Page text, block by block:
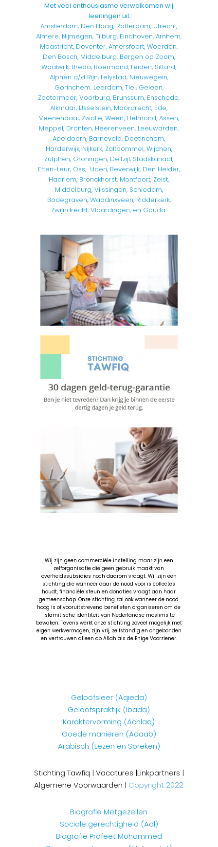
Met veel enthousiasme verwelkomen wij
leerlingen uit
Amsterdam, Den Haag, Rotterdam, Utrecht,
Almere, Nijmegen, Tilburg, Eindhoven, Arnhem,
Maastricht, Deventer, Amersfoort, Woerden,
Den Bosch, Middelburg, Bergen op Zoom,
Waalwijk, Breda, Roermond, Leiden, Sittard,
Alphen a/d Rijn, Lelystad, Nieuwegein,
Gorinchem, Leerdam, Tiel, Geleen,
Zoetermeer, Voorburg, Brunssum, Enschede,
Alkmaar, IJsselstein, Moordrecht, Ede,
Veenendaal, Zwolle, Weert, Helmond, Assen,
Meppel, Dronten, Heerenveen, Leeuwarden,
Apeldoorn, Barneveld, Doetinchem,
Harderwijk, Nijkerk, Zaltbommel, Wijchen,
Zutphen, Groningen, Delfzijl, Stadskanaal,
Etten-Leur, Oss, Uden, Beverwijk, Den Helder,
Haarlem, Bronckhorst, Montfoort, Zeist,
Middelburg, Vlissingen, Schiedam,
Bodegraven, Waddinxveen, Ridderkerk,
Zwijndrecht, Vlaardingen, en Gouda.
Wij zijn geen commerciële instelling maar zijn een
zelforganisatie die geen gebruik maakt van
overheidssubsidies noch daarom vraagt. Wij zijn een
stichting die wanneer daar de nood voor is collectes
houdt, financiële steun en donaties vraagt aan haar
gemeenschap. Onze stichting zal ook wanneer de nood
hoog is of vooruitstrevend benefieten organiseren om de
islamitische identiteit van Nederlandse moslims te
bewaken. Tevens werkt onze stichting zoveel mogelijk met
eigen werkvermogen, zijn vrij, zelfstandig en ongebonden
en vertrouwen alleen op Allah als de Enige Voorziener.
Geloofsleer (Aqieda)
Geloofspraktijk (Ibada)
Karaktervorming (Achlaq)
Goede manieren (Adaab)
Arabisch (Lezen en Spreken)
Stichting Tawfiq | Vacatures |Linkpartners |
Algemene Voorwaarden | Copyright 2022
Biografie Metgezellen
Sociale gerechtigheid (Adl)
Biografie Profeet Mohammed